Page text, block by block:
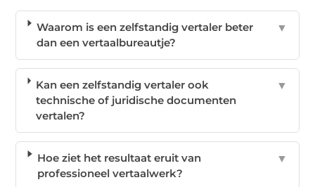
Waarom is een zelfstandig vertaler beter
dan een vertaalbureautje?
▼
Kan een zelfstandig vertaler ook
technische of juridische documenten
vertalen?
▼
Hoe ziet het resultaat eruit van
professioneel vertaalwerk?
▼